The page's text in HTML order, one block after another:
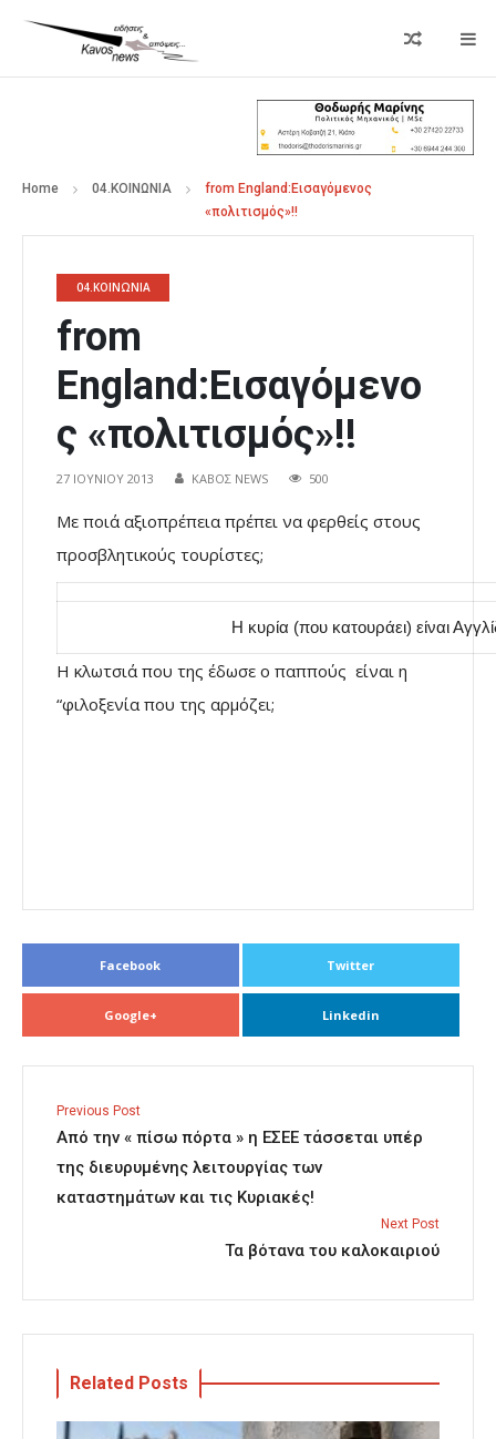
Home 04.ΚΟΙΝΩΝΙΑ
from England:Εισαγόμενος
«πολιτισμός»!!
04.ΚΟΙΝΩΝΙΑ
from
England:Εισαγόμενο
ς «πολιτισμός»!!
27 ΙΟΥΝΊΟΥ 2013 ΚΑΒΟΣ NEWS 500
Με ποιά αξιοπρέπεια πρέπει να φερθείς στους
προσβλητικούς τουρίστες;
Η κυρία (που κατουράει) είναι
Η κλωτσιά που της έδωσε ο παππούς είναι η
“φιλοξενία που της αρμόζει;
Facebook Twitter
Google+ Linkedin
Previous Post
Από την « πίσω πόρτα » η ΕΣΕΕ τάσσεται υπέρ
της διευρυμένης λειτουργίας των
καταστημάτων και τις Κυριακές!
Next Post
Τα βότανα του καλοκαιριού
Related Posts